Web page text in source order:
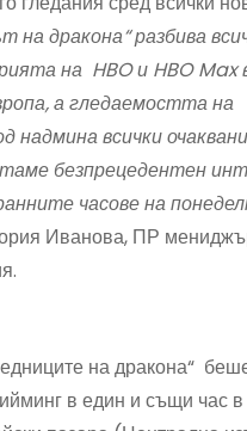
на дракона“ разбива
на HBO и HBO Max
а гледаемостта на
надмина всички
безпрецедентен
часове на
Иванова, ПР
на дракона“
в един и същи час